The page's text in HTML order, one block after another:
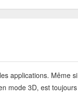
applications. Même si
mode 3D, est toujours